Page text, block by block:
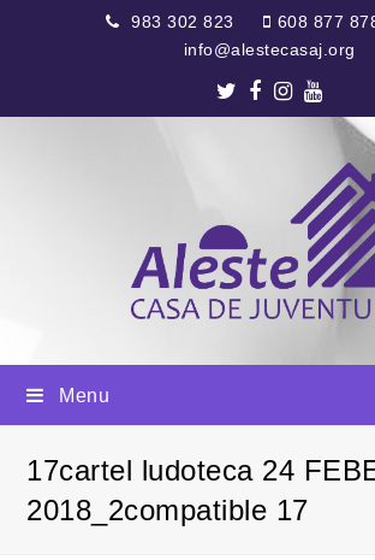
983 302 823
608 877
info@alestecasaj.org
Twitter
Facebook
Menu
17cartel ludoteca 24
2018_2compatible 17